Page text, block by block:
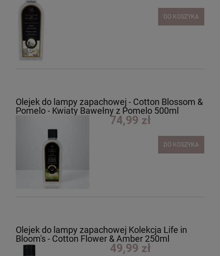
DO KOSZYKA
Olejek do lampy zapachowej - Cotton Blossom &
Pomelo - Kwiaty Bawełny z Pomelo 500ml
74,99 zł
DO KOSZYKA
Olejek do lampy zapachowej Kolekcja Life in
Bloom's - Cotton Flower & Amber 250ml
49,99 zł